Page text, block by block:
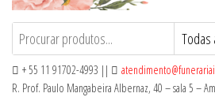
Coroa de Flores para
em
+ 55 11 91702-4993 ||
R. Prof. Paulo Mangabeira Albernaz, 40 – sala 5 –